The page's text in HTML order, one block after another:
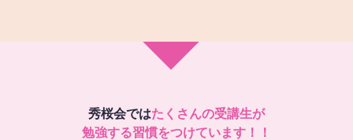
秀桜会ではたくさんの受講生が
勉強する習慣をつけています！！